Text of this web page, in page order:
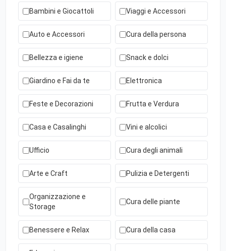
Bambini e Giocattoli Viaggi e Accessori
Auto e Accessori Cura della persona
Bellezza e igiene Snack e dolci
Giardino e Fai da te Elettronica
Feste e Decorazioni Frutta e Verdura
Casa e Casalinghi Vini e alcolici
Ufficio Cura degli animali
Arte e Craft Pulizia e Detergenti
Organizzazione e
Storage
Cura delle piante
Benessere e Relax Cura della casa